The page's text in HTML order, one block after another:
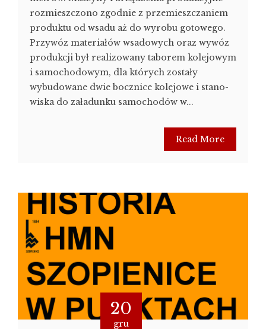
rozmieszczono zgodnie z prze­mieszczaniem
produktu od wsadu aż do wy­robu gotowego.
Przywóz materiałów wsadowych oraz wy­wóz
produkcji był realizowany taborem kole­jowym
i samochodowym, dla których zostały
wybudowane dwie bocznice kolejowe i stano­
wiska do załadunku samochodów w...
Read More
20
gru